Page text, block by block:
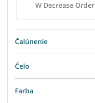
W Decrease Order
Čalúnenie
Čelo
Farba